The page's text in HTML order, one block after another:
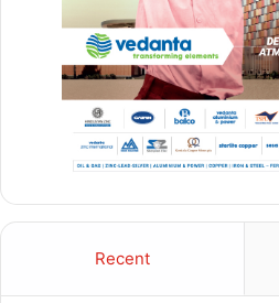
Recent